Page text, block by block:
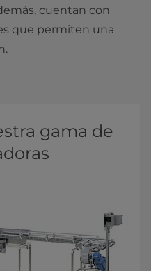
cuentan con
que permiten una
gama de